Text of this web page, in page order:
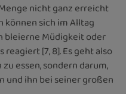
nicht ganz erreicht
können sich im Alltag
bleierne Müdigkeit oder
[7, 8]. Es geht also
essen, sondern darum,
und ihn bei seiner großen